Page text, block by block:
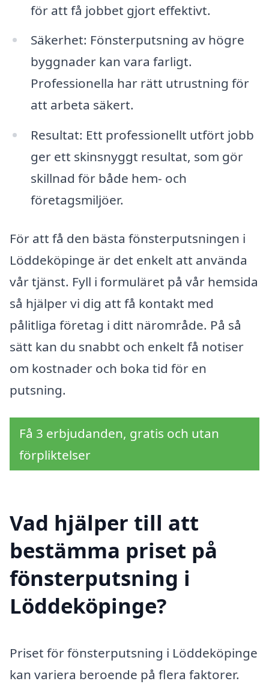
för att få jobbet gjort effektivt.
Säkerhet: Fönsterputsning av högre
byggnader kan vara farligt.
Professionella har rätt utrustning för
att arbeta säkert.
Resultat: Ett professionellt utfört jobb
ger ett skinsnyggt resultat, som gör
skillnad för både hem- och
företagsmiljöer.
För att få den bästa fönsterputsningen i
Löddeköpinge är det enkelt att använda
vår tjänst. Fyll i formuläret på vår hemsida
så hjälper vi dig att få kontakt med
pålitliga företag i ditt närområde. På så
sätt kan du snabbt och enkelt få notiser
om kostnader och boka tid för en
putsning.
Få 3 erbjudanden, gratis och utan
förpliktelser
Vad hjälper till att
bestämma priset på
fönsterputsning i
Löddeköpinge?
Priset för fönsterputsning i Löddeköpinge
kan variera beroende på flera faktorer.